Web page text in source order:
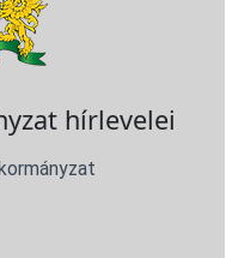
hírlevelei